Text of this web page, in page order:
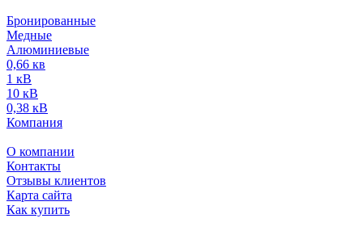
Бронированные
Медные
Алюминиевые
0,66 кв
1 кВ
10 кВ
0,38 кВ
Компания
О компании
Контакты
Отзывы клиентов
Карта сайта
Как купить